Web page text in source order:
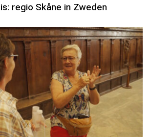
regio Skåne in Zweden